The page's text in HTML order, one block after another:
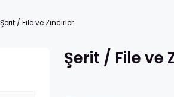
Şerit / File ve Zincirler
Şerit / File ve